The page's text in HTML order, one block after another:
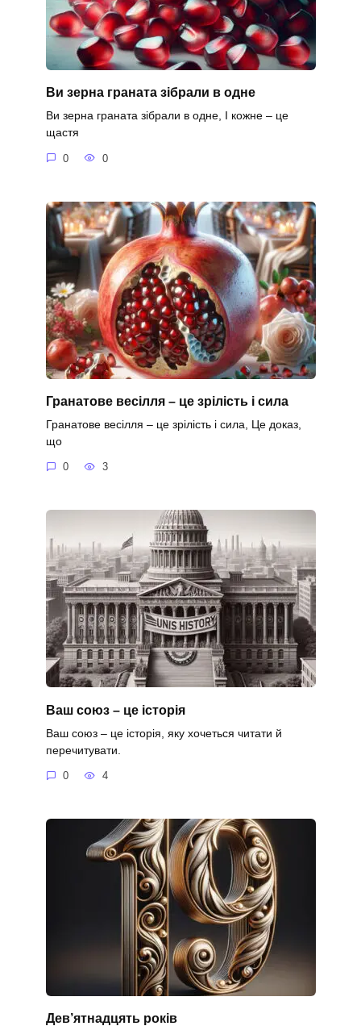
Ви зерна граната зібрали в одне
Ви зерна граната зібрали в одне, І кожне – це
щастя
0 0
Гранатове весілля – це зрілість і сила
Гранатове весілля – це зрілість і сила, Це доказ,
що
0 3
Ваш союз – це історія
Ваш союз – це історія, яку хочеться читати й
перечитувати.
0 4
Дев’ятнадцять років